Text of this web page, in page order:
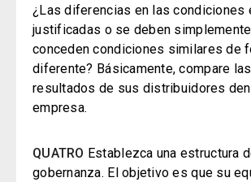
¿Las diferencias en las condiciones
justificadas o se deben
conceden condiciones similares de
diferente? Básicamente, compare
resultados de sus distribuidores
empresa.
QUATRO Establezca una estructura
gobernanza. El objetivo es que su